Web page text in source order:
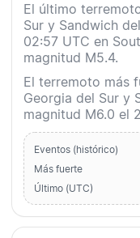
El último
Sur y Sandwich
02:57 UTC en
magnitud M5.4.
El terremoto más
Georgia del Sur y
magnitud M6.0 el
Eventos (histórico)
Más fuerte
Último (UTC)